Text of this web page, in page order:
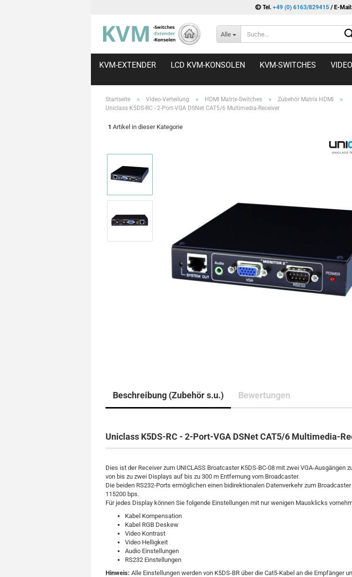
Tel. +49 (0) 6163/829415 / E-Mail:
Alle
KVM-EXTENDER LCD KVM-KONSOLEN KVM-SWITCHES
Startseite » Video-Verteilung » HDMI Matrix-Switches » Zubehör Matrix HDMI »
Uniclass K5DS-RC - 2-Port-VGA DSNet CAT5/6 Multimedia-Receiver
1 Artikel in dieser Kategorie
Beschreibung (Zubehör s.u.) Bewertungen
Uniclass K5DS-RC - 2-Port-VGA DSNet CAT5/6 Multimedia-
Dies ist der Receiver zum UNICLASS Broatcaster K5DS-BC-08 mit zwei VGA-Ausgängen
von bis zu zwei Displays auf bis zu 300 m Entfernung vom Broadcaster.
Die beiden RS232-Ports ermöglichen einen bidirektionalen Datenverkehr zum
115200 bps.
Für jedes Display können Sie folgende Einstellungen mit nur wenigen Mausklicks
Kabel Kompensation
Kabel RGB Deskew
Video Kontrast
Video Helligkeit
Audio Einstellungen
RS232 Einstellungen
Hinweis: Alle Einstellungen werden von K5DS-BR über die Cat5-Kabel an die Empfänger